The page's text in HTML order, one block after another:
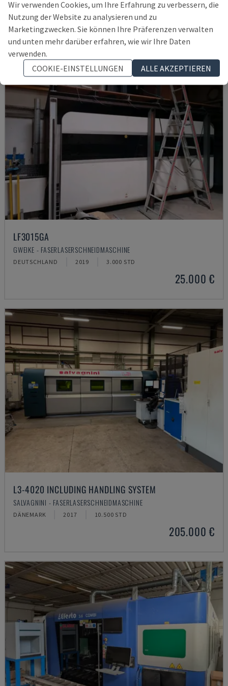
DEUTSCHLAND 2016
84.000 €
LF3015GA
GWEIKE - FASERLASERSCHNEIDMASCHINE
DEUTSCHLAND 2019 3.000 STD
25.000 €
L3-4020 INCLUDING HANDLING SYSTEM
SALVAGNINI - FASERLASERSCHNEIDMASCHINE
DÄNEMARK 2017 10.500 STD
205.000 €
Wir verwenden Cookies, um Ihre Erfahrung zu verbessern, die
Nutzung der Website zu analysieren und zu
Marketingzwecken. Sie können Ihre Präferenzen verwalten
und unten mehr darüber erfahren, wie wir Ihre Daten
verwenden.
COOKIE-EINSTELLUNGEN
ALLE AKZEPTIEREN